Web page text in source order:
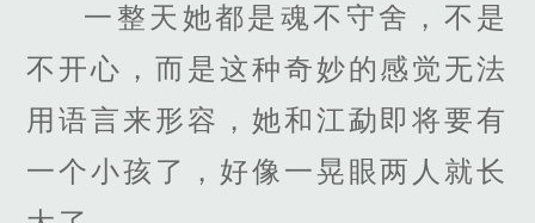
一整天她都是魂不守舍，不是
不开心，而是这种奇妙的感觉无法
用语言来形容，她和江勐即将要有
一个小孩了，好像一晃眼两人就长